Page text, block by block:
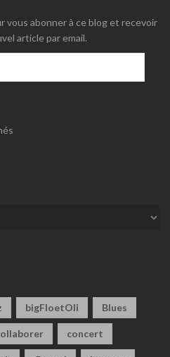
vous abonner à ce blog et recevoir
article par email.
bigFloetOli Blues
concert